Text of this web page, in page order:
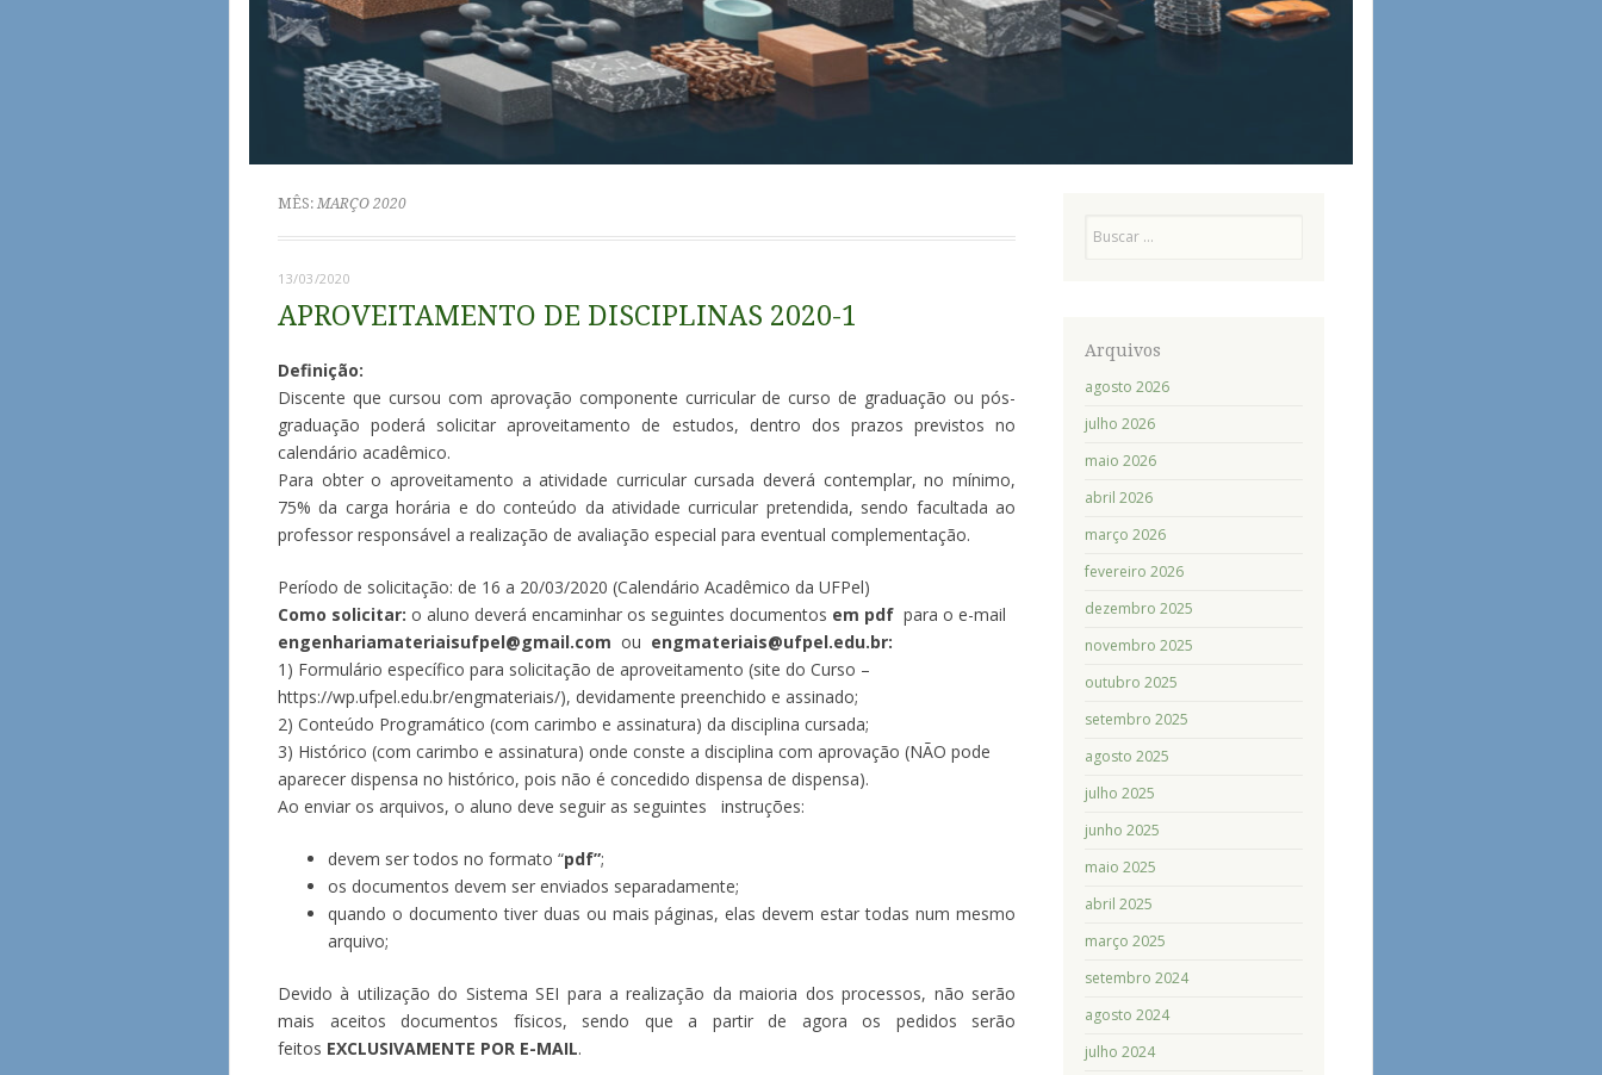
MÊS: MARÇO 2020
13/03/2020
APROVEITAMENTO DE DISCIPLINAS 2020-1
Definição:
Discente que cursou com aprovação componente curricular de curso de graduação ou pós-
graduação poderá solicitar aproveitamento de estudos, dentro dos prazos previstos no
calendário acadêmico.
Para obter o aproveitamento a atividade curricular cursada deverá contemplar, no mínimo,
75% da carga horária e do conteúdo da atividade curricular pretendida, sendo facultada ao
professor responsável a realização de avaliação especial para eventual complementação.
Período de solicitação: de 16 a 20/03/2020 (Calendário Acadêmico da UFPel)
Como solicitar: o aluno deverá encaminhar os seguintes documentos em pdf para o e-mail
engenhariamateriaisufpel@gmail.com ou engmateriais@ufpel.edu.br:
1) Formulário específico para solicitação de aproveitamento (site do Curso –
https://wp.ufpel.edu.br/engmateriais/), devidamente preenchido e assinado;
2) Conteúdo Programático (com carimbo e assinatura) da disciplina cursada;
3) Histórico (com carimbo e assinatura) onde conste a disciplina com aprovação (NÃO pode
aparecer dispensa no histórico, pois não é concedido dispensa de dispensa).
Ao enviar os arquivos, o aluno deve seguir as seguintes instruções:
devem ser todos no formato “pdf”;
os documentos devem ser enviados separadamente;
quando o documento tiver duas ou mais páginas, elas devem estar todas num mesmo
arquivo;
Devido à utilização do Sistema SEI para a realização da maioria dos processos, não serão
mais aceitos documentos físicos, sendo que a partir de agora os pedidos serão
feitos EXCLUSIVAMENTE POR E-MAIL.
Arquivos
agosto 2026
julho 2026
maio 2026
abril 2026
março 2026
fevereiro 2026
dezembro 2025
novembro 2025
outubro 2025
setembro 2025
agosto 2025
julho 2025
junho 2025
maio 2025
abril 2025
março 2025
setembro 2024
agosto 2024
julho 2024